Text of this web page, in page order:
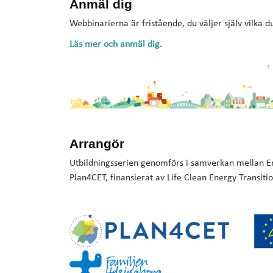
Anmäl dig
Webbinarierna är fristående, du väljer själv vilka
Läs mer och anmäl dig.
Arrangör
Utbildningsserien genomförs i samverkan mellan
Plan4CET, finansierat av Life Clean Energy